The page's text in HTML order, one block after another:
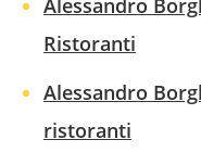
Alessandro
Ristoranti
Alessandro
ristoranti